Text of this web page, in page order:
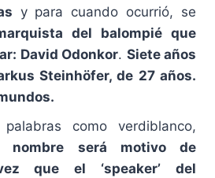
y para cuando ocurrió, se
del balompié que
David Odonkor. Siete años
Steinhöfer, de 27 años.
como verdiblanco,
nombre será motivo de
que el ‘speaker’ del